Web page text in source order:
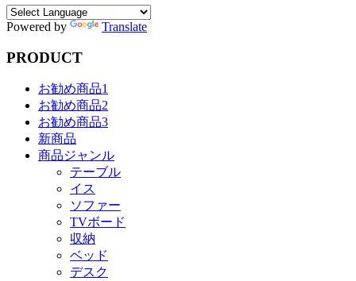
Powered by Translate
PRODUCT
お勧め商品1
お勧め商品2
お勧め商品3
新商品
商品ジャンル
テーブル
イス
ソファー
TVボード
収納
ベッド
デスク